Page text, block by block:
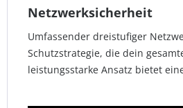
Netzwerksicherheit
Umfassender dreistufiger
Schutzstrategie, die dein
leistungsstarke Ansatz bietet